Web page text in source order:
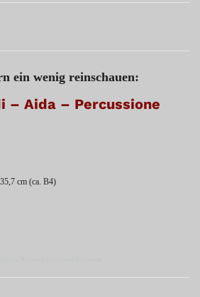
ein wenig reinschauen:
– Aida – Percussione
cm (ca. B4)